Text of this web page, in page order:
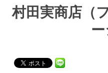
村田実商店（
ー